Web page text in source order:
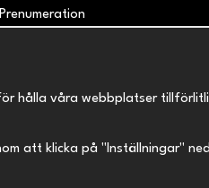
Prenumeration
hålla våra webbplatser
att klicka på "Inställningar"